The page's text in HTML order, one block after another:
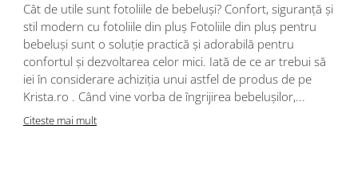
Cât de utile sunt fotoliile de bebeluși? Confort, siguranță și
stil modern cu fotoliile din pluș Fotoliile din pluș pentru
bebeluși sunt o soluție practică și adorabilă pentru
confortul și dezvoltarea celor mici. Iată de ce ar trebui să
iei în considerare achiziția unui astfel de produs de pe
Krista.ro . Când vine vorba de îngrijirea bebelușilor,...
Citeste mai mult